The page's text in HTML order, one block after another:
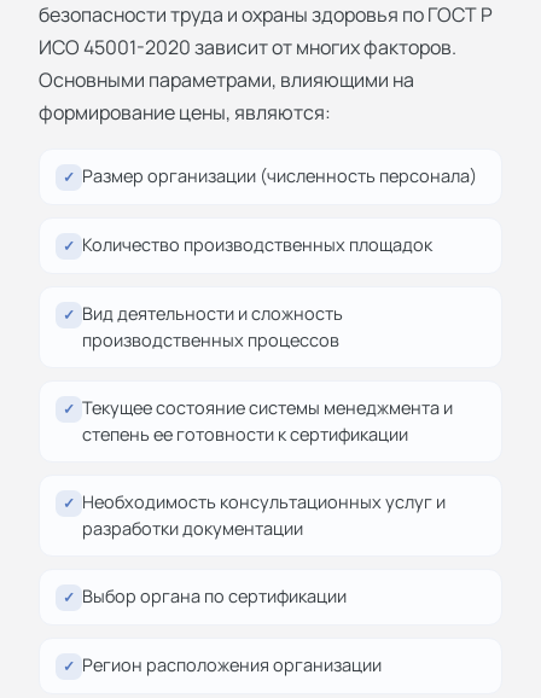
безопасности труда и охраны здоровья по ГОСТ Р
ИСО 45001-2020 зависит от многих факторов.
Основными параметрами, влияющими на
формирование цены, являются:
✓ Размер организации (численность персонала)
✓ Количество производственных площадок
✓ Вид деятельности и сложность
производственных процессов
✓ Текущее состояние системы менеджмента и
степень ее готовности к сертификации
✓ Необходимость консультационных услуг и
разработки документации
✓ Выбор органа по сертификации
✓ Регион расположения организации